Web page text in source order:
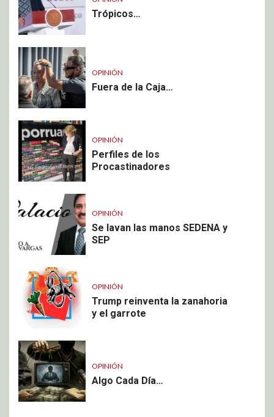
Trópicos…
OPINIÓN
Fuera de la Caja…
OPINIÓN
Perfiles de los
Procastinadores
OPINIÓN
Se lavan las manos SEDENA y
SEP
OPINIÓN
Trump reinventa la zanahoria
y el garrote
OPINIÓN
Algo Cada Día…